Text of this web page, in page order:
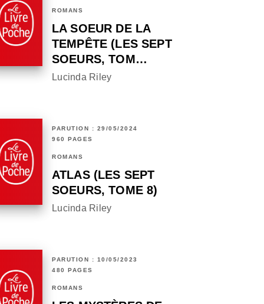
ROMANS
LA SOEUR DE LA
TEMPÊTE (LES SEPT
SOEURS, TOM…
Lucinda Riley
PARUTION : 29/05/2024
960 PAGES
ROMANS
ATLAS (LES SEPT
SOEURS, TOME 8)
Lucinda Riley
PARUTION : 10/05/2023
480 PAGES
ROMANS